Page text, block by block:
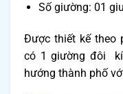
Số giường: 01
Được thiết kế theo
có 1 giường đôi
hướng thành phố